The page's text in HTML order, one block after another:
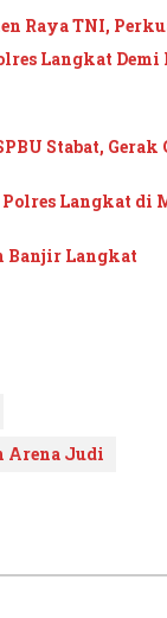
Raya TNI,
Langkat Demi
Stabat, Gerak
Langkat di
Banjir Langkat
Arena Judi